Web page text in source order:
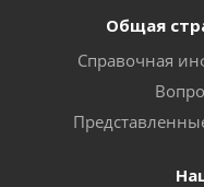
Общая
Справочная